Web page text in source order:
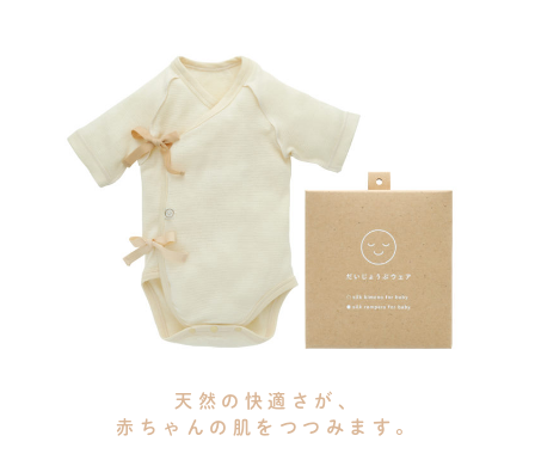
天然の快適さが、
赤ちゃんの肌をつつみます。